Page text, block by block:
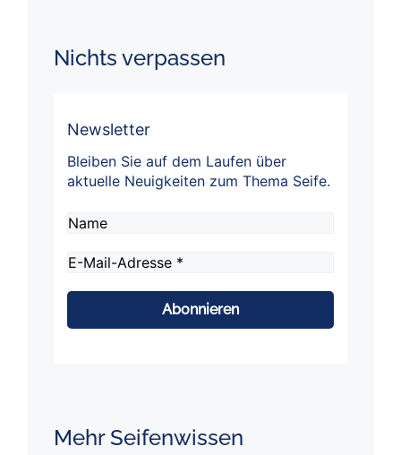
Nichts verpassen
Newsletter
Bleiben Sie auf dem Laufen über
aktuelle Neuigkeiten zum Thema Seife.
Adresse
*
Mehr Seifenwissen